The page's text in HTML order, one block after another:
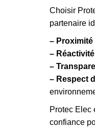
Choisir
partenaire
– Proximité
–
–
– Respect
Protec Elec
confiance